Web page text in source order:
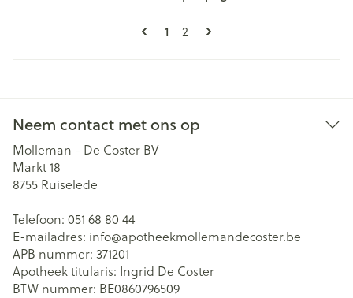
Pagina's
U lees momenteel pagina
1 Pagina
2
Neem contact met ons op
Molleman - De Coster BV
Markt 18
8755 Ruiselede
Telefoon: 051 68 80 44
E-mailadres: info@apotheekmollemandecoster.be
APB nummer: 371201
Apotheek titularis: Ingrid De Coster
BTW nummer: BE0860796509